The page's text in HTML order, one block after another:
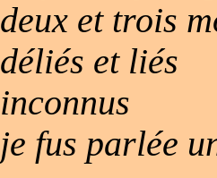
deux et trois
déliés et liés
inconnus
je fus parlée